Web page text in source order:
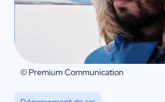
© Premium Communication